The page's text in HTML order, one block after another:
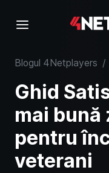
Blogul 4Netplayers /
Ghid
mai bună
pentru
veterani